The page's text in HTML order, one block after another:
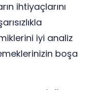
ihtiyaçlarını
iyi analiz
boşa